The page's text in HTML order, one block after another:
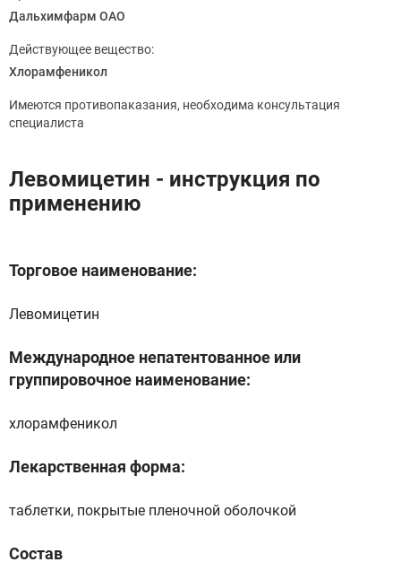
Дальхимфарм ОАО
Действующее вещество:
Хлорамфеникол
Имеются противопаказания, необходима консультация
специалиста
Левомицетин - инструкция по
применению
Торговое наименование:
Левомицетин
Международное непатентованное или
группировочное наименование:
хлорамфеникол
Лекарственная форма:
таблетки, покрытые пленочной оболочкой
Состав